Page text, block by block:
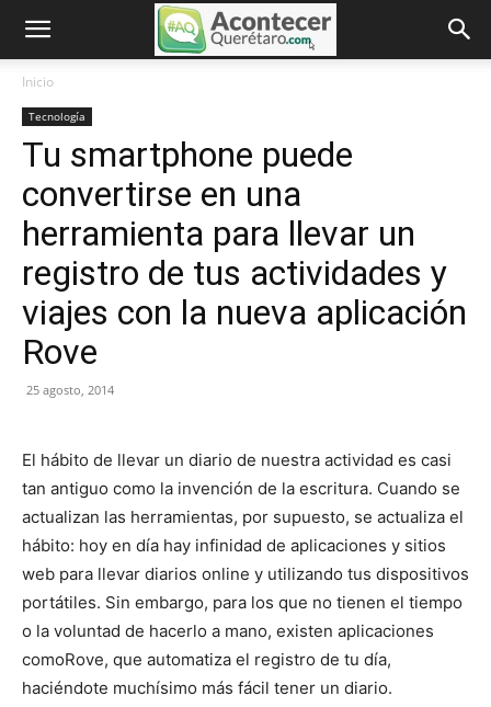
Inicio
Tecnología
Tu smartphone puede
convertirse en una
herramienta para llevar un
registro de tus actividades y
viajes con la nueva aplicación
Rove
25 agosto, 2014
El hábito de llevar un diario de nuestra actividad es casi
tan antiguo como la invención de la escritura. Cuando se
actualizan las herramientas, por supuesto, se actualiza el
hábito: hoy en día hay infinidad de aplicaciones y sitios
web para llevar diarios online y utilizando tus dispositivos
portátiles. Sin embargo, para los que no tienen el tiempo
o la voluntad de hacerlo a mano, existen aplicaciones
comoRove, que automatiza el registro de tu día,
haciéndote muchísimo más fácil tener un diario.